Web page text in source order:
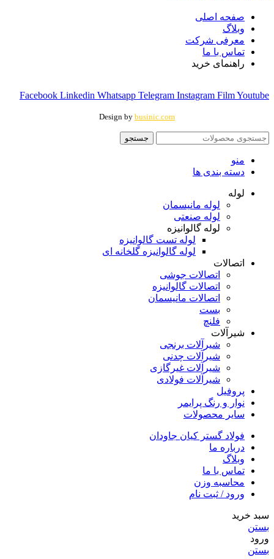
صفحه اصلی
وبلاگ
معرفی شرکت
تماس با ما
راهنمای خرید
Facebook Linkedin Whatsapp Telegram Instagram FilmYoutube
Design by businic.com
جستجو
منو
دسته بندی ها
لوله
لوله مانیسمان
لوله صنعتی
لوله گالوانیزه
لوله تست گالوانیزه
لوله گالوانیزه گلخانه ای
اتصالات
اتصالات جوشی
اتصالات گالوانیزه
اتصالات مانیسمان
بست
فلنچ
شیرآلات
شیرآلات برنجی
شیرآلات چدنی
شیرآلات غیرگازی
شیرآلات فولادی
پروفیل
نوار و رنگ پرایمر
سایر محصولات
فولاد گستر کیان جاودان
درباره ما
وبلاگ
تماس با ما
محاسبه وزن
ورود / ثبت نام
سبد خرید
بستن
ورود
بستن